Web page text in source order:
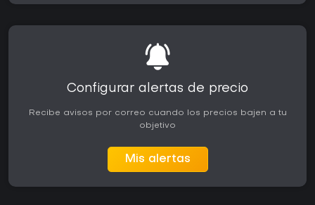
Configurar alertas de precio
Recibe avisos por correo cuando los precios bajen a tu
objetivo
Mis alertas